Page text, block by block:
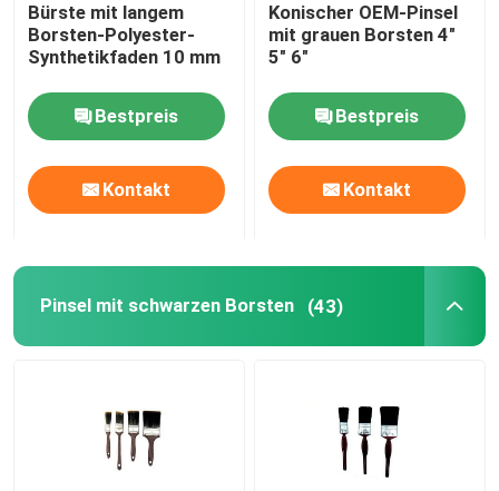
Produkte
Über uns
Fabrik Tour
Kontakt
Alle Fälle
Bürste mit langem
Borsten-Polyester-
Synthetikfaden 10 mm
Bestpreis
Kontakt
Konischer OEM-Pinsel
mit grauen Borsten 4"
5" 6"
Bestpreis
Kontakt
Pinsel mit schwarzen Borsten (43)